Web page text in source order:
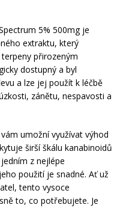
5% 500mg je
extraktu, který
přirozeným
dostupný a byl
a lze jej použít k léčbě
zánětu, nespavosti a
umožní využívat výhod
širší škálu kanabinoidů
z nejlépe
použití je snadné. Ať už
tento vysoce
to, co potřebujete. Je